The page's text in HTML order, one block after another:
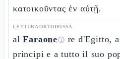
κατοικοῦντας ἐν αὐτῇ.
LETTURA ORTODOSSA
alFaraoneⓘ re d'Egitto,
principi e a tutto il suo